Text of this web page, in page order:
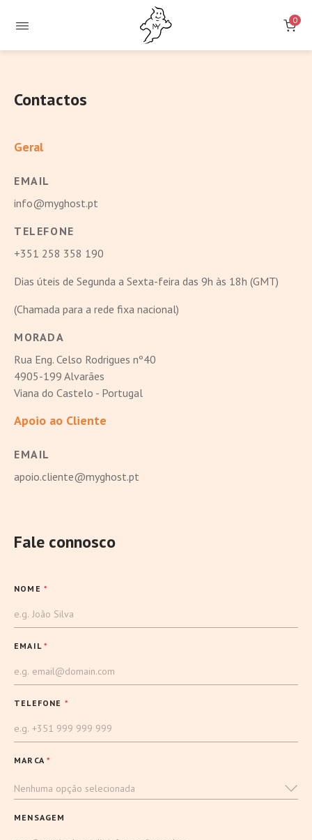
0
Contactos
Geral
EMAIL
info@myghost.pt
TELEFONE
+351 258 358 190
Dias úteis de Segunda a Sexta-feira das 9h às 18h (GMT)
(Chamada para a rede fixa nacional)
MORADA
Rua Eng. Celso Rodrigues nº40
4905-199 Alvarães
Viana do Castelo - Portugal
Apoio ao Cliente
EMAIL
apoio.cliente@myghost.pt
Fale connosco
NOME *
EMAIL*
TELEFONE *
MARCA*
Nenhuma opção selecionada
MENSAGEM